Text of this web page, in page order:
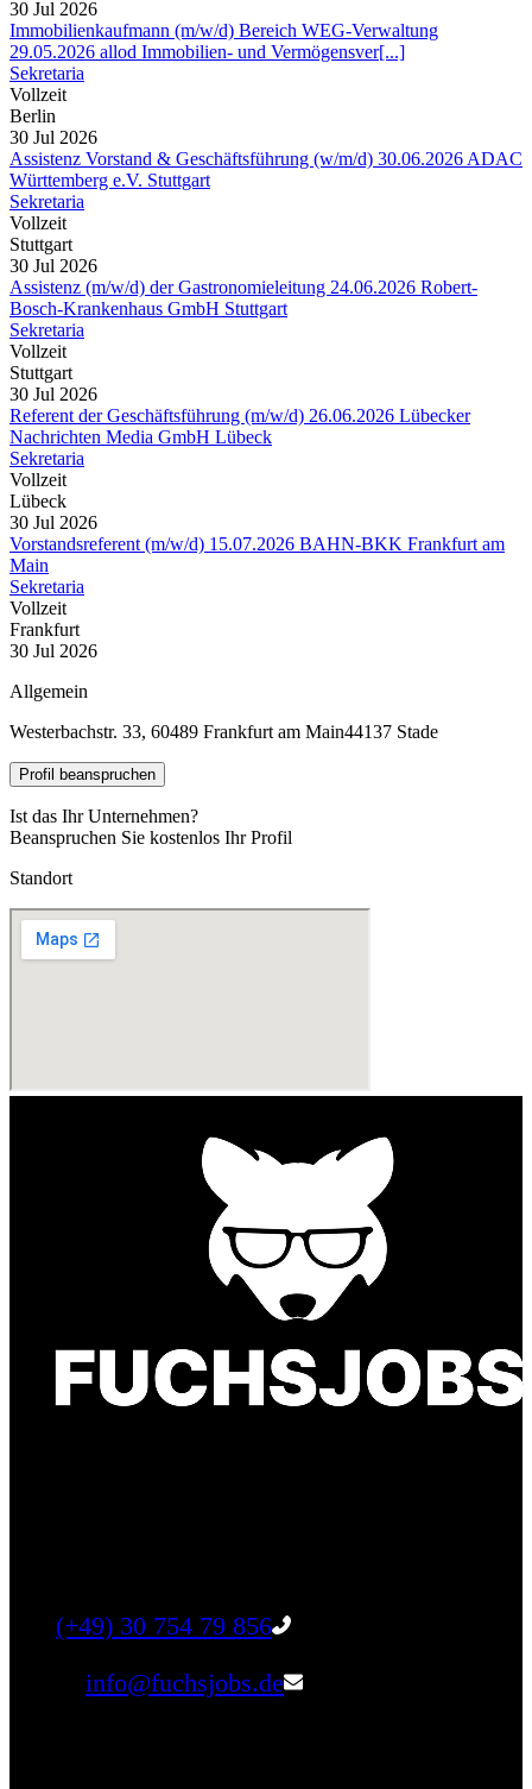
30 Jul 2026
Immobilienkaufmann (m/w/d) Bereich WEG-Verwaltung
29.05.2026 allod Immobilien- und Vermögensver[...]
Sekretaria
Vollzeit
Berlin
30 Jul 2026
Assistenz Vorstand & Geschäftsführung (w/m/d) 30.06.2026 ADAC
Württemberg e.V. Stuttgart
Sekretaria
Vollzeit
Stuttgart
30 Jul 2026
Assistenz (m/w/d) der Gastronomieleitung 24.06.2026 Robert-
Bosch-Krankenhaus GmbH Stuttgart
Sekretaria
Vollzeit
Stuttgart
30 Jul 2026
Referent der Geschäftsführung (m/w/d) 26.06.2026 Lübecker
Nachrichten Media GmbH Lübeck
Sekretaria
Vollzeit
Lübeck
30 Jul 2026
Vorstandsreferent (m/w/d) 15.07.2026 BAHN-BKK Frankfurt am
Main
Sekretaria
Vollzeit
Frankfurt
30 Jul 2026
Allgemein
Westerbachstr. 33, 60489 Frankfurt am Main44137 Stade
Profil beanspruchen
Ist das Ihr Unternehmen?
Beanspruchen Sie kostenlos Ihr Profil
Standort
(+49) 30 754 79 856
info@fuchsjobs.de